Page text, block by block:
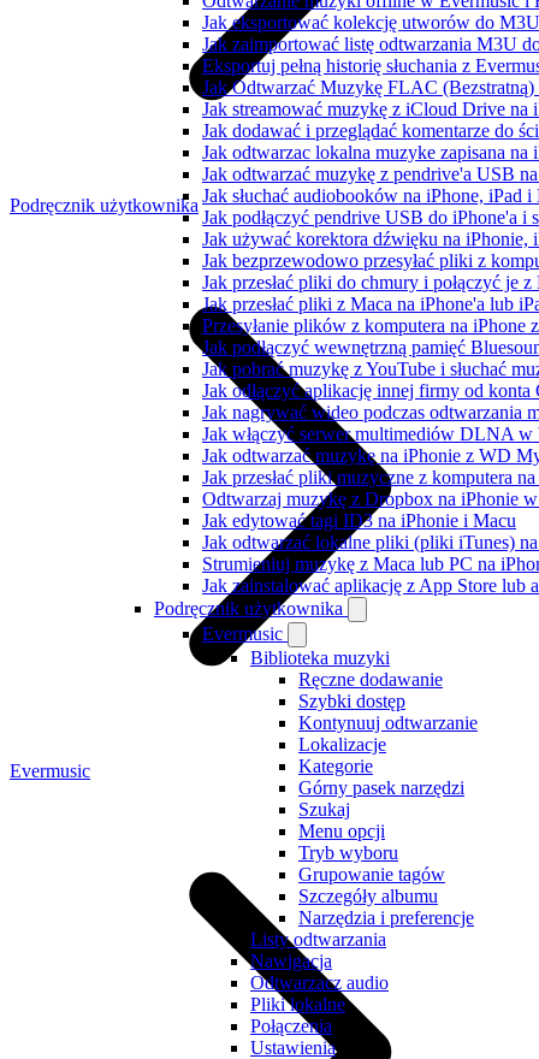
Jak eksportować kolekcję utworów do
Jak zaimportować listę odtwarzania M3U
Eksportuj pełną historię słuchania z
Jak Odtwarzać Muzykę FLAC
Jak streamować muzykę z iCloud Drive na
Jak dodawać i przeglądać komentarze do
Jak odtwarzac lokalna muzyke zapisana na
Jak odtwarzać muzykę z pendrive'a USB
Jak słuchać audiobooków na iPhone, iPad
Jak podłączyć pendrive USB do iPhone'a i
Jak używać korektora dźwięku na
Jak bezprzewodowo przesyłać pliki z
Jak przesłać pliki do chmury i połączyć je
Jak przesłać pliki z Maca na iPhone'a lub
Przesyłanie plików z komputera na iPhone
Jak podłączyć wewnętrzną pamięć
Jak pobrać muzykę z YouTube i słuchać
Jak odłączyć aplikację innej firmy od konta
Jak nagrywać wideo podczas odtwarzania
Jak włączyć serwer multimediów DLNA
Jak odtwarzać muzykę na iPhonie z WD
Jak przesłać pliki muzyczne z komputera
Odtwarzaj muzykę z Dropbox na iPhonie
Jak edytować tagi ID3 na iPhonie i Macu
Jak odtwarzać lokalne pliki (pliki iTunes)
Strumieniuj muzykę z Maca lub PC na
Jak zainstalować aplikację z App Store
Podręcznik użytkownika
Evermusic
Biblioteka muzyki
Ręczne dodawanie
Szybki dostęp
Kontynuuj odtwarzanie
Lokalizacje
Kategorie
Górny pasek narzędzi
Szukaj
Menu opcji
Tryb wyboru
Grupowanie tagów
Szczegóły albumu
Narzędzia i preferencje
Listy odtwarzania
Nawigacja
Odtwarzacz audio
Pliki lokalne
Połączenia
Ustawienia
Podręcznik użytkownika
Evermusic